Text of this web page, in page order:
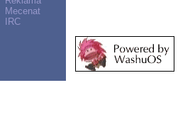
Mecenat
IRC